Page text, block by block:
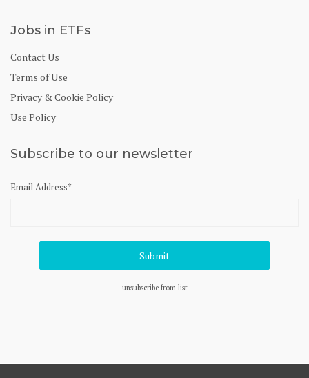
Jobs in ETFs
Contact Us
Terms of Use
Privacy & Cookie Policy
Use Policy
Subscribe to our newsletter
Email Address*
unsubscribe from list